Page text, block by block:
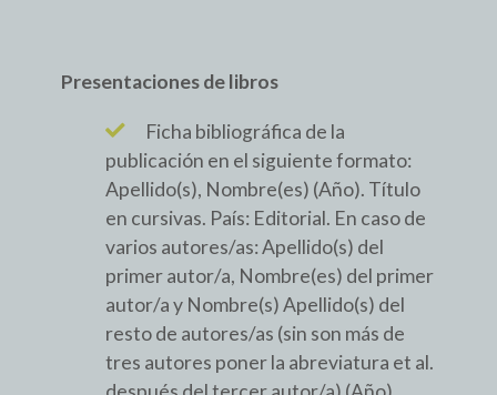
Presentaciones de libros
Ficha bibliográfica de la
publicación en el siguiente formato:
Apellido(s), Nombre(es) (Año). Título
en cursivas. País: Editorial. En caso de
varios autores/as: Apellido(s) del
primer autor/a, Nombre(es) del primer
autor/a y Nombre(s) Apellido(s) del
resto de autores/as (sin son más de
tres autores poner la abreviatura et al.